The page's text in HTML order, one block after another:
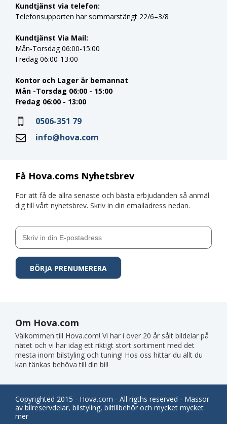
Få Hova.coms Nyhetsbrev
För att få de allra senaste och bästa erbjudanden så anmäl
dig till vårt nyhetsbrev. Skriv in din emailadress nedan.
Kundtjänst via telefon:
Telefonsupporten har sommarstängt 22/6–3/8
Kundtjänst Via Mail:
Mån-Torsdag 06:00-15:00
Fredag 06:00-13:00
Kontor och Lager är bemannat
Mån -Torsdag 06:00 - 15:00
Fredag 06:00 - 13:00
0506-351 79
info@hova.com
Om Hova.com
Välkommen till Hova.com! Vi har i över 20 år sålt bildelar på
nätet och vi har idag ett riktigt stort sortiment med det
mesta inom bilstyling och tuning! Hos oss hittar du allt du
kan tänkas behöva till din bil!
Copyrighted 2015 - Hova.com - All rigths reserved - Massor
av bilreservdelar, bilstyling, biltillbehör och mycket mycket
mer